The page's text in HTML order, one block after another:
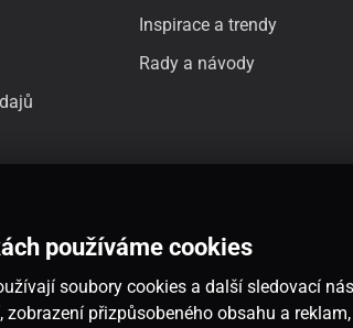
Inspirace a trendy
Rady a návody
používáme cookies
soubory cookies a další sledovací
zobrazení přizpůsobeného obsahu a